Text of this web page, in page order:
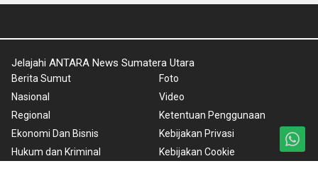
Jelajahi ANTARA News Sumatera Utara
Berita Sumut
Nasional
Regional
Ekonomi Dan Bisnis
Hukum dan Kriminal
Foto
Video
Ketentuan Penggunaan
Kebijakan Privasi
Kebijakan Cookie